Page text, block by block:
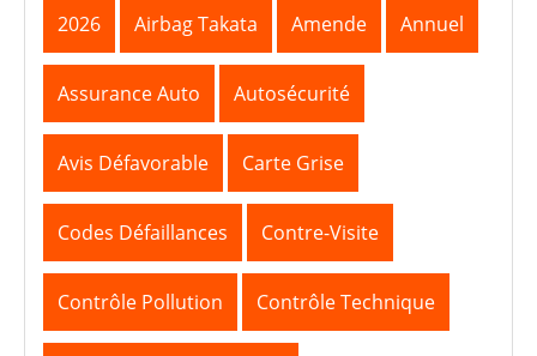
2026 Airbag Takata Amende Annuel
Assurance Auto Autosécurité
Avis Défavorable Carte Grise
Codes Défaillances Contre-Visite
Contrôle Pollution Contrôle Technique